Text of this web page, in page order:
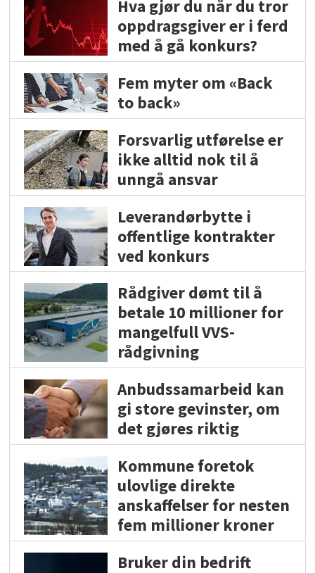
Hva gjør du når du tror
oppdragsgiver er i ferd
med å gå konkurs?
Fem myter om «Back
to back»
Forsvarlig utførelse er
ikke alltid nok til å
unngå ansvar
Leverandørbytte i
offentlige kontrakter
ved konkurs
Rådgiver dømt til å
betale 10 millioner for
mangelfull VVS-
rådgivning
Anbudssamarbeid kan
gi store gevinster, om
det gjøres riktig
Kommune foretok
ulovlige direkte
anskaffelser for nesten
fem millioner kroner
Bruker din bedrift